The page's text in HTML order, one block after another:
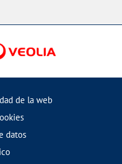
de la web
datos